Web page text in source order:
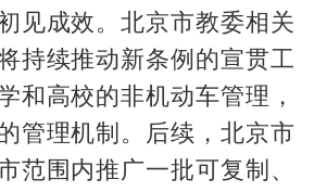
见成效。北京市教委相关
持续推动新条例的宣贯工
和高校的非机动车管理，
管理机制。后续，北京市
范围内推广一批可复制、